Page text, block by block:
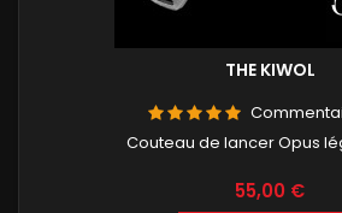
THE KIWOL
Couteau de lancer Opus
Prix
55,00 €